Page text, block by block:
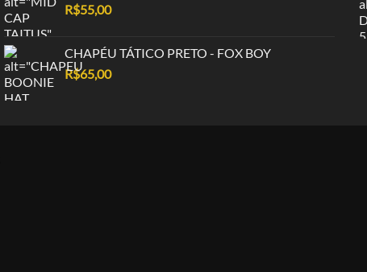
R$55,00
CHAPÉU TÁTICO PRETO - FOX BOY
R$65,00